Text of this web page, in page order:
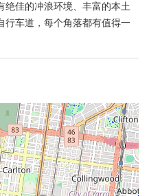
绝佳的冲浪环境、丰富的本土
行车道，每个角落都有值得一